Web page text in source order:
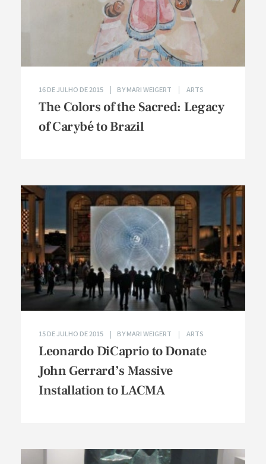
The Colors of the Sacred: Legacy
of Carybé to Brazil
16 DE JULHO DE 2015 BYMARI WEIGERT ARTS
Leonardo DiCaprio to Donate
John Gerrard’s Massive
Installation to LACMA
15 DE JULHO DE 2015 BYMARI WEIGERT ARTS